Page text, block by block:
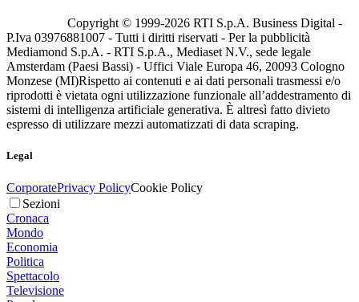
Copyright © 1999-2026 RTI S.p.A. Business Digital -
P.Iva 03976881007 - Tutti i diritti riservati - Per la pubblicità
Mediamond S.p.A. - RTI S.p.A., Mediaset N.V., sede legale
Amsterdam (Paesi Bassi) - Uffici Viale Europa 46, 20093 Cologno
Monzese (MI)Rispetto ai contenuti e ai dati personali trasmessi e/o
riprodotti è vietata ogni utilizzazione funzionale all’addestramento di
sistemi di intelligenza artificiale generativa. È altresì fatto divieto
espresso di utilizzare mezzi automatizzati di data scraping.
Legal
CorporatePrivacy PolicyCookie Policy
Sezioni
Cronaca
Mondo
Economia
Politica
Spettacolo
Televisione